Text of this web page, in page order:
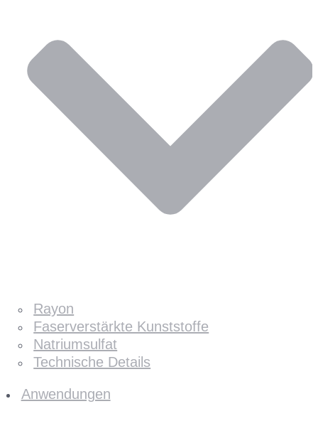
Rayon
Faserverstärkte Kunststoffe
Natriumsulfat
Technische Details
Anwendungen